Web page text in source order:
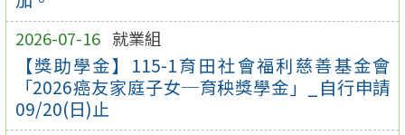
2026-07-16 就業組
【獎助學金】115-1育田社會福利慈善基金會
「2026癌友家庭子女─育秧獎學金」_自行申請
09/20(日)止